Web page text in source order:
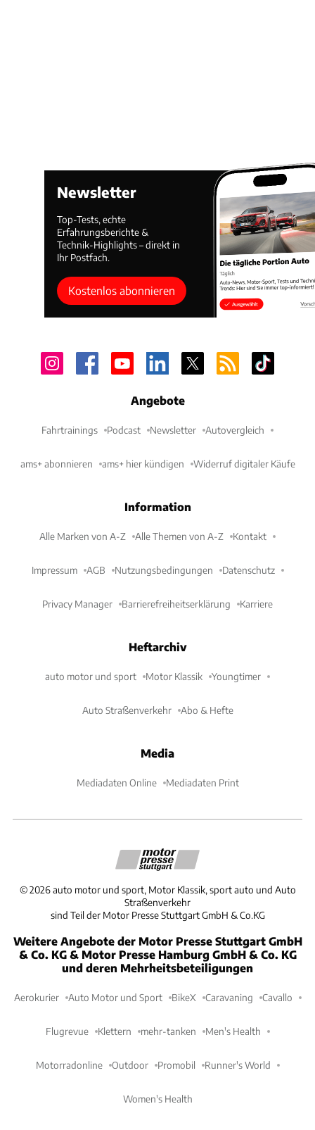
Newsletter
Top-Tests, echte
Erfahrungsberichte &
Technik-Highlights – direkt in
Ihr Postfach.
Kostenlos abonnieren
Angebote
Fahrtrainings Podcast Newsletter Autovergleich
ams+ abonnieren ams+ hier kündigen Widerruf digitaler Käufe
Information
Alle Marken von A-Z Alle Themen von A-Z Kontakt
Impressum AGB Nutzungsbedingungen Datenschutz
Privacy Manager Barrierefreiheitserklärung Karriere
Heftarchiv
auto motor und sport Motor Klassik Youngtimer
Auto Straßenverkehr Abo & Hefte
Media
Mediadaten Online Mediadaten Print
©2026 auto motor und sport, Motor Klassik, sport auto und Auto
Straßenverkehr
sind Teil der Motor Presse Stuttgart GmbH & Co.KG
Weitere Angebote der Motor Presse Stuttgart GmbH
& Co. KG & Motor Presse Hamburg GmbH & Co. KG
und deren Mehrheitsbeteiligungen
Aerokurier Auto Motor und Sport BikeX Caravaning Cavallo
Flugrevue Klettern mehr-tanken Men's Health
Motorradonline Outdoor Promobil Runner's World
Women's Health